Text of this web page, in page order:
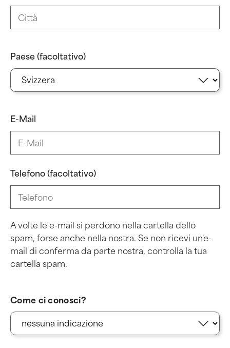
Paese (facoltativo)
E-Mail
Telefono (facoltativo)
A volte le e-mail si perdono nella cartella dello
spam, forse anche nella nostra. Se non ricevi un'e-
mail di conferma da parte nostra, controlla la tua
cartella spam.
Come ci conosci?